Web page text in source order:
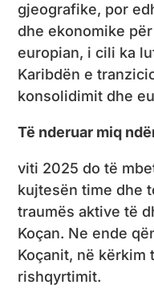
gjeografike, por
dhe ekonomike
europian, i cili ka
Karibdën e
konsolidimit dhe
Të nderuar miq
viti 2025 do të
kujtesën time dhe
traumës aktive të
Koçan. Ne ende
Koçanit, në kërkim
rishqyrtimit.